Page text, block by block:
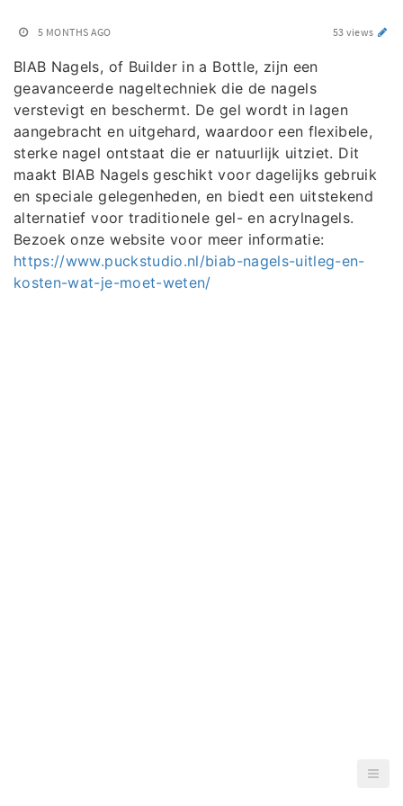
5 MONTHS AGO 53 views
BIAB Nagels, of Builder in a Bottle, zijn een
geavanceerde nageltechniek die de nagels
verstevigt en beschermt. De gel wordt in lagen
aangebracht en uitgehard, waardoor een flexibele,
sterke nagel ontstaat die er natuurlijk uitziet. Dit
maakt BIAB Nagels geschikt voor dagelijks gebruik
en speciale gelegenheden, en biedt een uitstekend
alternatief voor traditionele gel- en acrylnagels.
Bezoek onze website voor meer informatie:
https://www.puckstudio.nl/biab-nagels-uitleg-en-
kosten-wat-je-moet-weten/